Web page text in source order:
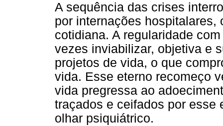
A sequência das crises
por internações hospitalares,
cotidiana. A regularidade
vezes inviabilizar, objetiva e
projetos de vida, o que
vida. Esse eterno recomeço
vida pregressa ao
traçados e ceifados por esse
olhar psiquiátrico.